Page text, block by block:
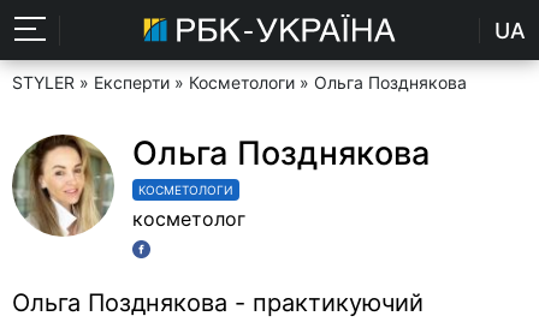
UA
STYLER » Експерти » Косметологи » Ольга Позднякова
Ольга Позднякова
КОСМЕТОЛОГИ
косметолог
Ольга Позднякова - практикуючий